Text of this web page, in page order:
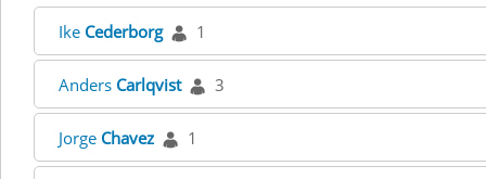
Ike Cederborg 1
Anders Carlqvist 3
Jorge Chavez 1